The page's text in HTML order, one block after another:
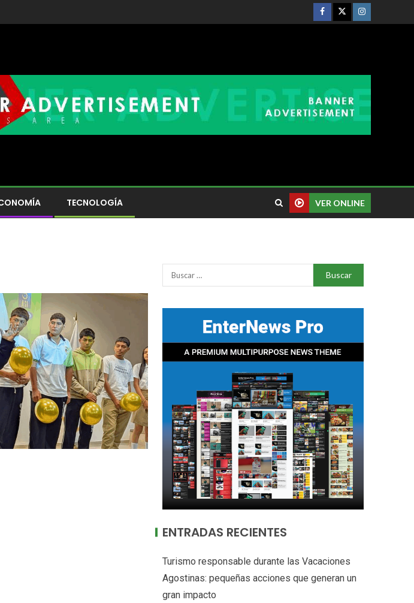
TECNOLOGÍA VER ONLINE
ENTRADAS RECIENTES
Turismo responsable durante las Vacaciones
Agostinas: pequeñas acciones que generan un
gran impacto